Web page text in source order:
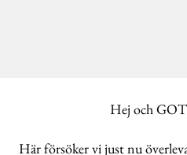
Hej och
Här försöker vi just nu